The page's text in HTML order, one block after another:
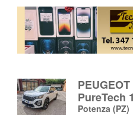
PureTech
Potenza (PZ)